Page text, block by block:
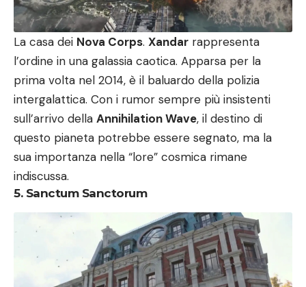
La casa dei Nova Corps. Xandar rappresenta
l’ordine in una galassia caotica. Apparsa per la
prima volta nel 2014, è il baluardo della polizia
intergalattica. Con i rumor sempre più insistenti
sull’arrivo della Annihilation Wave, il destino di
questo pianeta potrebbe essere segnato, ma la
sua importanza nella “lore” cosmica rimane
indiscussa.
5. Sanctum Sanctorum